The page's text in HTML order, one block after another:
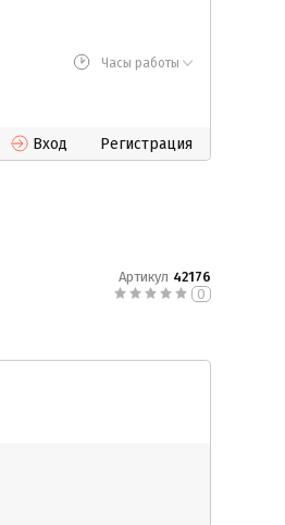
Часы работы
Вход Регистрация
Артикул 42176
0